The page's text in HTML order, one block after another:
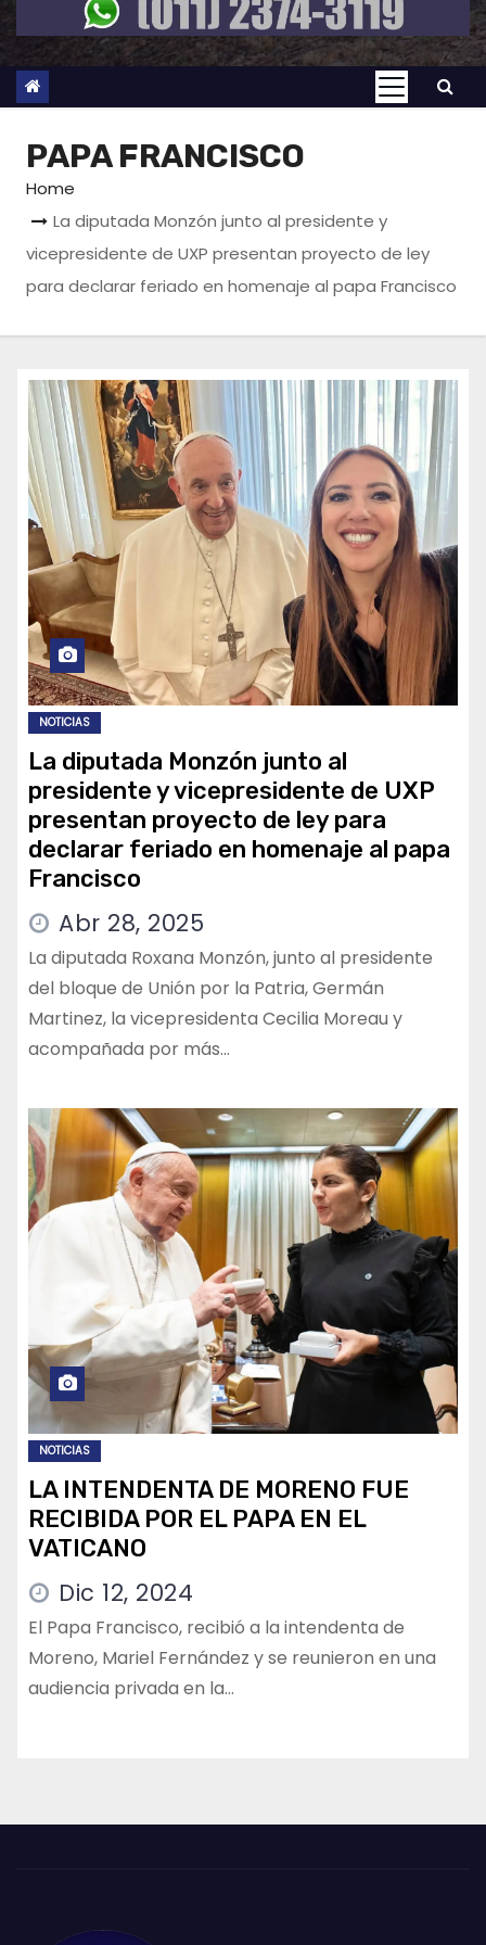
PAPA FRANCISCO
Home
La diputada Monzón junto al presidente y
vicepresidente de UXP presentan proyecto de ley
para declarar feriado en homenaje al papa Francisco
NOTICIAS
La diputada Monzón junto al
presidente y vicepresidente de UXP
presentan proyecto de ley para
declarar feriado en homenaje al papa
Francisco
Abr 28, 2025
La diputada Roxana Monzón, junto al presidente
del bloque de Unión por la Patria, Germán
Martinez, la vicepresidenta Cecilia Moreau y
acompañada por más…
NOTICIAS
LA INTENDENTA DE MORENO FUE
RECIBIDA POR EL PAPA EN EL
VATICANO
Dic 12, 2024
El Papa Francisco, recibió a la intendenta de
Moreno, Mariel Fernández y se reunieron en una
audiencia privada en la…